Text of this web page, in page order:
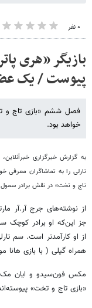
۰ نفر
بازیگر «هری
پیوست / یک
فصل ششم «بازی تاج و
خواهد بود.
به گزارش خبرگزاری
تارلی را به تماشاگران
تاج و تخت» در نقش برادر
از نوشته‌های جرج آر.آر
جز این‌که او برادر کوچک
از او کارآمدتر است. سم
همراه گیلی ( با بازی
مکس فون‌سیدو و ایان
«بازی تاج و تخت»